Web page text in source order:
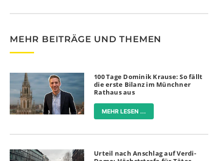
MEHR BEITRÄGE UND THEMEN
100 Tage Dominik Krause: So fällt
die erste Bilanz im Münchner
Rathaus aus
MEHR LESEN ...
Urteil nach Anschlag auf Verdi-